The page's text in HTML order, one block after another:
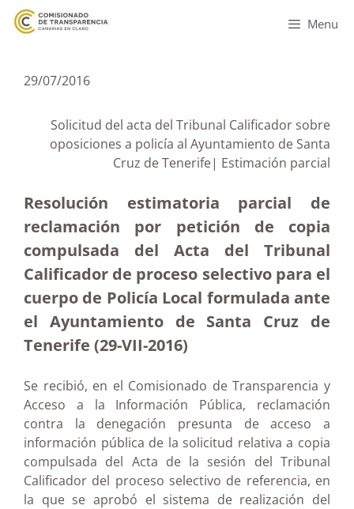
Menu
29/07/2016
Solicitud del acta del Tribunal Calificador sobre
oposiciones a policía al Ayuntamiento de Santa
Cruz de Tenerife| Estimación parcial
Resolución estimatoria parcial de
reclamación por petición de copia
compulsada del Acta del Tribunal
Calificador de proceso selectivo para el
cuerpo de Policía Local formulada ante
el Ayuntamiento de Santa Cruz de
Tenerife (29-VII-2016)
Se recibió, en el Comisionado de Transparencia y
Acceso a la Información Pública, reclamación
contra la denegación presunta de acceso a
información pública de la solicitud relativa a copia
compulsada del Acta de la sesión del Tribunal
Calificador del proceso selectivo de referencia, en
la que se aprobó el sistema de realización del